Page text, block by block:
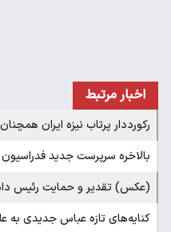
اخبار مرتبط
رکورددار پرتاب نیزه ایران
بالاخره سرپرست جدید
(عکس) تقدیر و حمایت رئیس
کنایه‌های تازه عباس جدیدی به